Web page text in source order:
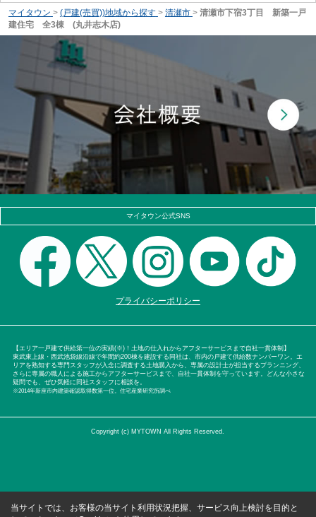
マイタウン > (戸建(売買))地域から探す > 清瀬市 > 清瀬市下宿3丁目 新築一戸
建住宅 全3棟 (丸井志木店)
マイタウン公式SNS
プライバシーポリシー
【エリア一戸建て供給第一位の実績(※)！土地の仕入れからアフターサービスまで自社一貫体制】
東武東上線・西武池袋線沿線で年間約200棟を建設する同社は、市内の戸建て供給数ナンバーワン。エ
リアを熟知する専門スタッフが入念に調査する土地購入から、専属の設計士が担当するプランニング、
さらに専属の職人による施工からアフターサービスまで、自社一貫体制を守っています。どんな小さな
疑問でも、ぜひ気軽に同社スタッフに相談を。
※2014年新座市内建築確認取得数第一位。住宅産業研究所調べ
Copyright (c) MYTOWN All Rights Reserved.
当サイトでは、お客様の当サイト利用状況把握、サービス向上検討を目的と